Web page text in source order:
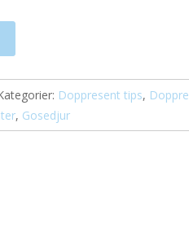
Doppresent tips,
, Gosedjur